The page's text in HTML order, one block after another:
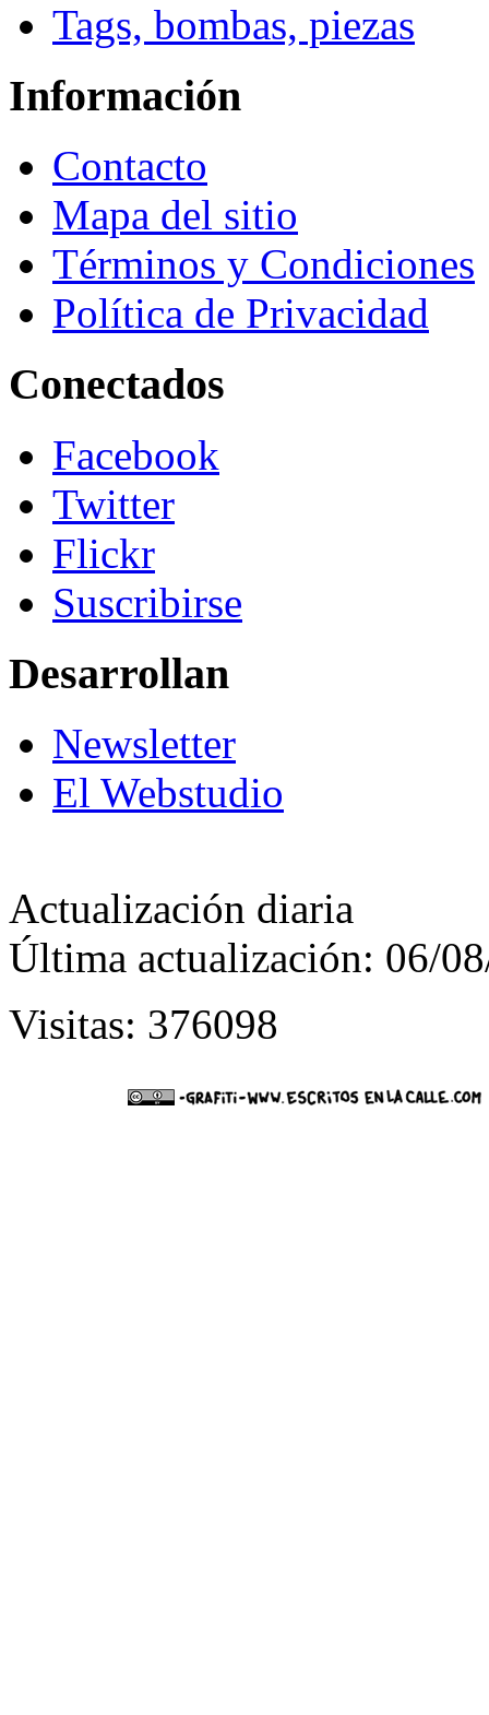
Tags, bombas, piezas
Información
Contacto
Mapa del sitio
Términos y Condiciones
Política de Privacidad
Conectados
Facebook
Twitter
Flickr
Suscribirse
Desarrollan
Newsletter
El Webstudio
Actualización diaria
Última actualización: 06/
Visitas: 376098